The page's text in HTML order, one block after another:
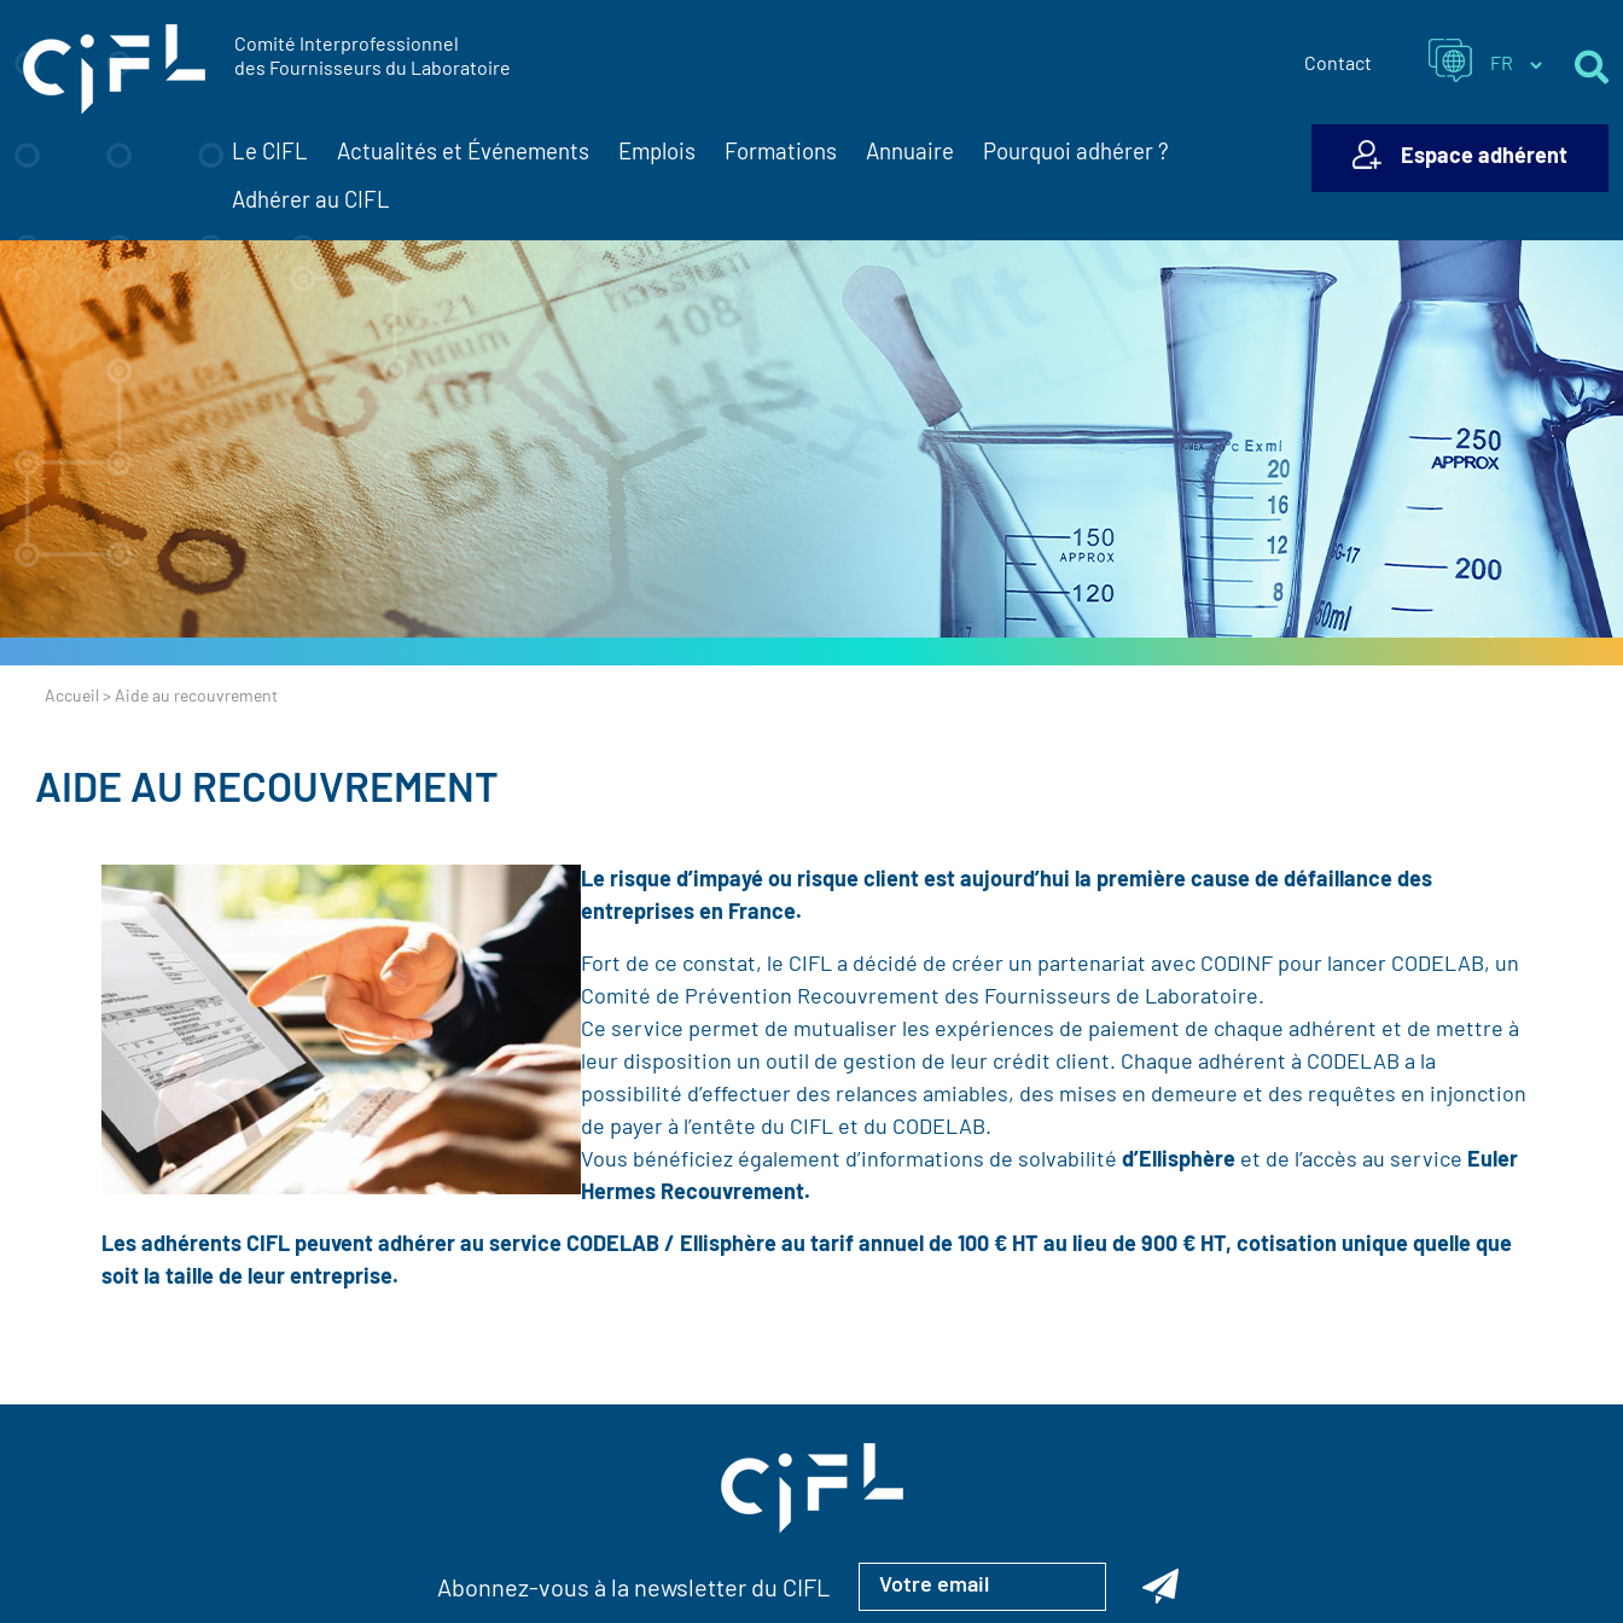
Comité Interprofessionnel
des Fournisseurs du Laboratoire
Contact
Le CIFL Actualités et Événements Emplois Formations Annuaire Pourquoi adhérer ?
Adhérer au CIFL
Espace adhérent
Accueil > Aide au recouvrement
AIDE AU RECOUVREMENT
Le risque d’impayé ou risque client est aujourd’hui la première cause de défaillance des
entreprises en France.
Fort de ce constat, le CIFL a décidé de créer un partenariat avec CODINF pour lancer CODELAB, un
Comité de Prévention Recouvrement des Fournisseurs de Laboratoire.
Ce service permet de mutualiser les expériences de paiement de chaque adhérent et de mettre à
leur disposition un outil de gestion de leur crédit client. Chaque adhérent à CODELAB a la
possibilité d’effectuer des relances amiables, des mises en demeure et des requêtes en injonction
de payer à l’entête du CIFL et du CODELAB.
Vous bénéficiez également d’informations de solvabilitéd’Ellisphère et de l’accès au service Euler
Hermes Recouvrement.
Les adhérents CIFL peuvent adhérer au service CODELAB / Ellisphère au tarif annuel de 100 € HT au lieu de 900 € HT, cotisation unique quelle que
soit la taille de leur entreprise.
Abonnez-vous à la newsletter du CIFL